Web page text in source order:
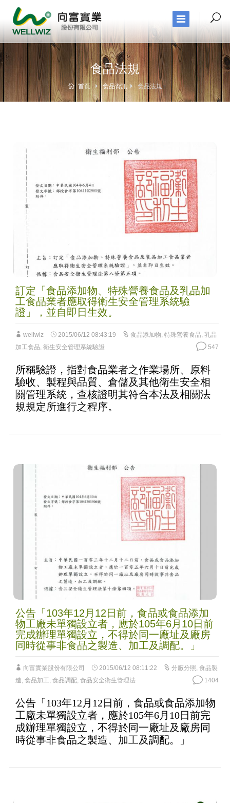
食品法規
首頁 食品資訊 食品法規
訂定「食品添加物、特殊營養食品及乳品加
工食品業者應取得衛生安全管理系統驗
證」，並自即日生效。
wellwiz 2015/06/12 08:43:19 食品添加物, 特殊營養食品, 乳品
加工食品, 衛生安全管理系統驗證 547
所稱驗證，指對食品業者之作業場所、原料
驗收、製程與品質、倉儲及其他衛生安全相
關管理系統，查核證明其符合本法及相關法
規規定所進行之程序。
公告「103年12月12日前，食品或食品添加
物工廠未單獨設立者，應於105年6月10日前
完成辦理單獨設立，不得於同一廠址及廠房
同時從事非食品之製造、加工及調配。」
向富實業股份有限公司 2015/06/12 08:11:22 分廠分照, 食品製
造, 食品加工, 食品調配, 食品安全衛生管理法 1404
公告「103年12月12日前，食品或食品添加物
工廠未單獨設立者，應於105年6月10日前完
成辦理單獨設立，不得於同一廠址及廠房同
時從事非食品之製造、加工及調配。」